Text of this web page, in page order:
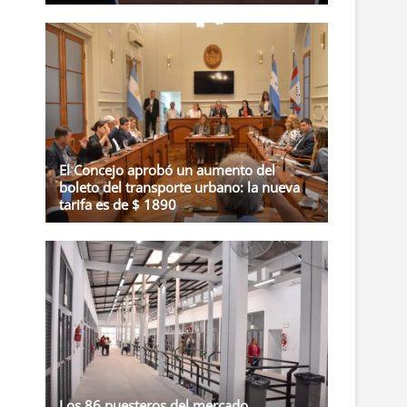
El Concejo aprobó un aumento del
boleto del transporte urbano: la nueva
tarifa es de $ 1890